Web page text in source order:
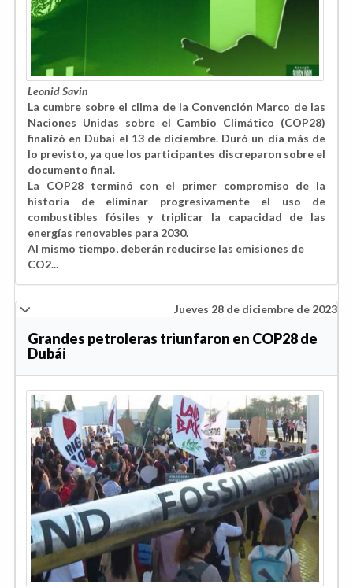
Leonid Savin
La cumbre sobre el clima de la Convención Marco de las
Naciones Unidas sobre el Cambio Climático (COP28)
finalizó en Dubai el 13 de diciembre. Duró un día más de
lo previsto, ya que los participantes discreparon sobre el
documento final.
La COP28 terminó con el primer compromiso de la
historia de eliminar progresivamente el uso de
combustibles fósiles y triplicar la capacidad de las
energías renovables para 2030.
Al mismo tiempo, deberán reducirse las emisiones de
CO2...
Jueves 28 de diciembre de 2023
Grandes petroleras triunfaron en COP28 de
Dubái